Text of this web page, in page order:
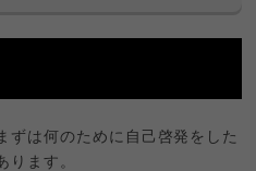
ずは何のために自己啓発をした
ります。